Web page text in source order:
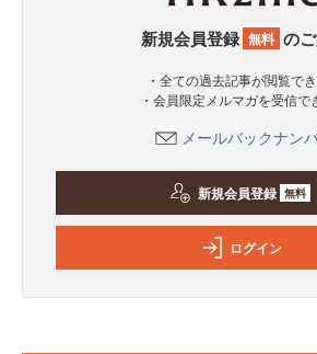
新規会員登録 無料 の
・全ての過去記事が閲覧で
・会員限定メルマガを受信で
メールバックナン
新規会員登録 無料
ログイン